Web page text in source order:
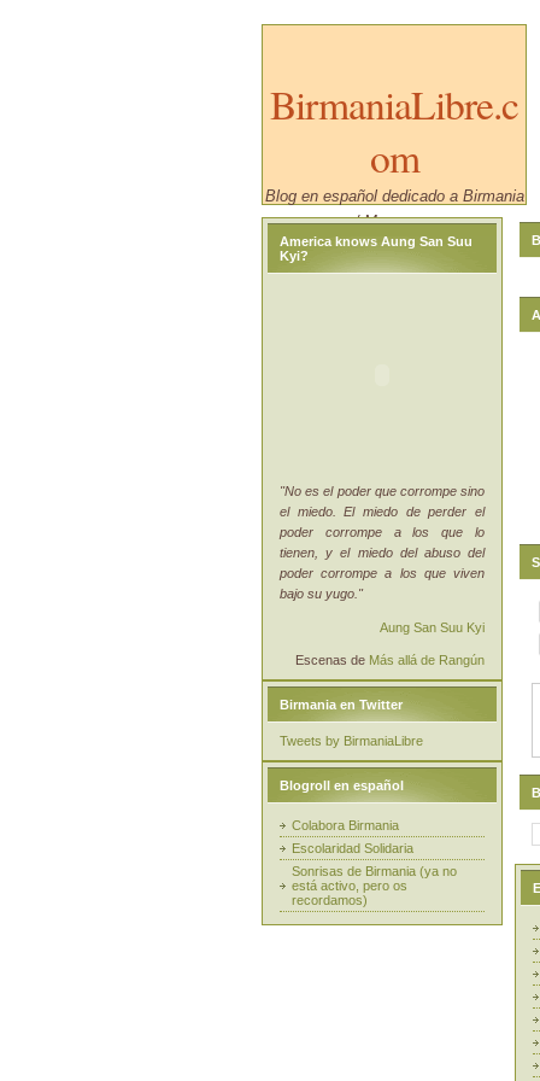
BirmaniaLibre.c
om
Blog en español dedicado a Birmania
/ Myanmar.
America knows Aung San Suu
Kyi?
"No es el poder que corrompe sino
el miedo. El miedo de perder el
poder corrompe a los que lo
tienen, y el miedo del abuso del
poder corrompe a los que viven
bajo su yugo."
Aung San Suu Kyi
Escenas de Más allá de Rangún
Birmania en Twitter
Tweets by BirmaniaLibre
Blogroll en español
Colabora Birmania
Escolaridad Solidaria
Sonrisas de Birmania (ya no
está activo, pero os
recordamos)